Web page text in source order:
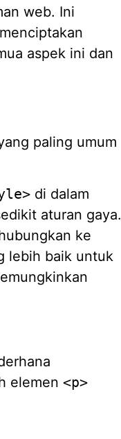
web. Ini
aspek ini dan
paling umum
di dalam
aturan gaya.
ke
lebih baik untuk
elemen <p>